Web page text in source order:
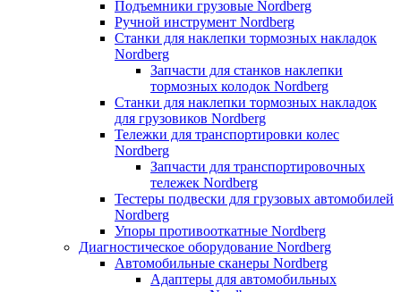
Подъемники грузовые Nordberg
Ручной инструмент Nordberg
Станки для наклепки тормозных накладок
Nordberg
Запчасти для станков наклепки
тормозных колодок Nordberg
Станки для наклепки тормозных накладок
для грузовиков Nordberg
Тележки для транспортировки колес
Nordberg
Запчасти для транспортировочных
тележек Nordberg
Тестеры подвески для грузовых автомобилей
Nordberg
Упоры противооткатные Nordberg
Диагностическое оборудование Nordberg
Автомобильные сканеры Nordberg
Адаптеры для автомобильных